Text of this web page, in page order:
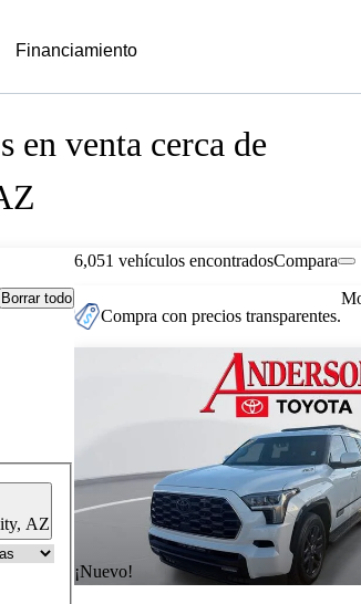
Financiamiento
en venta cerca de
Borrar todo
AZ
6,051 vehículos encontradosCompara
Compra con precios transparentes.
¡Nuevo!